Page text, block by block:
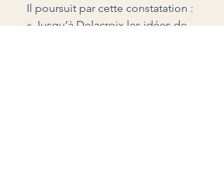
Il poursuit par cette constatation :
« Jusqu’à Delacroix les idées de